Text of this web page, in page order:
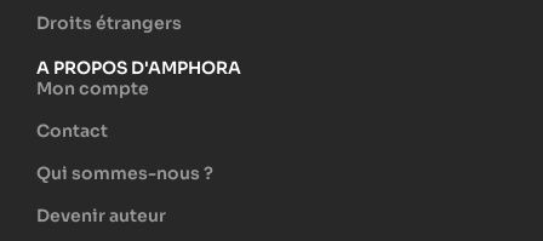
Droits étrangers
A PROPOS D'AMPHORA
Mon compte
Contact
Qui sommes-nous ?
Devenir auteur